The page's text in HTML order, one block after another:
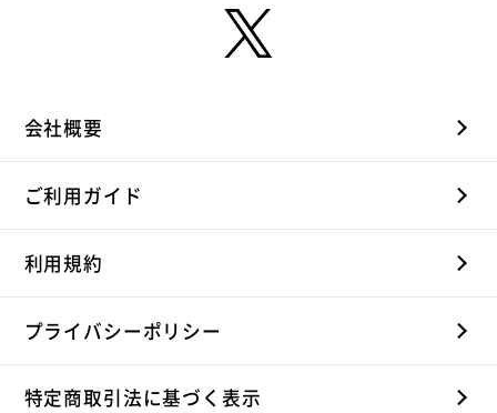
会社概要
ご利用ガイド
利用規約
プライバシーポリシー
特定商取引法に基づく表示